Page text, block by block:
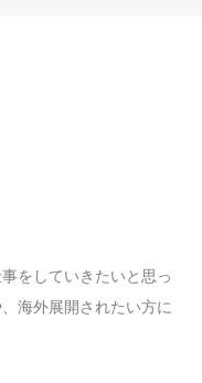
をしていきたいと思っ
海外展開されたい方に